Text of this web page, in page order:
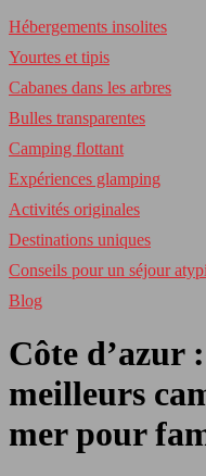
Hébergements insolites
Yourtes et tipis
Cabanes dans les arbres
Bulles transparentes
Camping flottant
Expériences glamping
Activités originales
Destinations uniques
Conseils pour un séjour
Blog
Côte d’azur
meilleurs
mer pour